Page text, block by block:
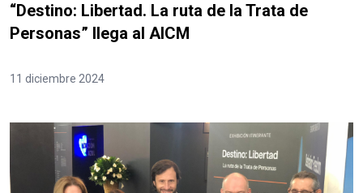
“Destino: Libertad. La ruta de la Trata de
Personas” llega al AICM
11 diciembre 2024